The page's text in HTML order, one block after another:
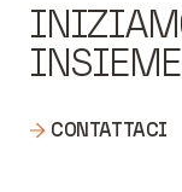
INSIEME
CONTATTACI